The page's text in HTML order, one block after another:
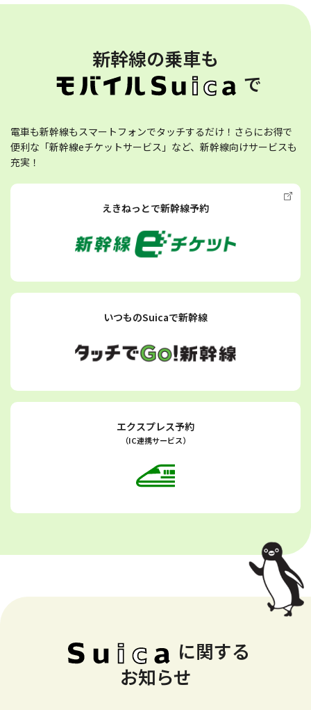
新幹線の乗車も
で
電車も新幹線もスマートフォンでタッチするだけ！さらにお得で
便利な「新幹線eチケットサービス」など、新幹線向けサービスも
充実！
えきねっとで新幹線予約
いつものSuicaで新幹線
エクスプレス予約
（IC連携サービス）
に関する
お知らせ